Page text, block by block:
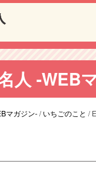
人 -WEB
マガジン-/いちごのこと /